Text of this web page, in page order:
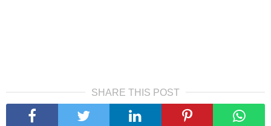
SHARE THIS POST